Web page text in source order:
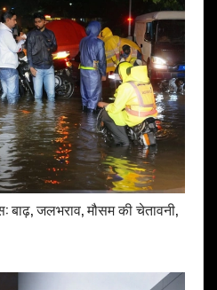
बाढ़, जलभराव, मौसम की चेतावनी,